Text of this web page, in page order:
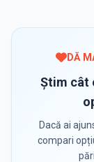
DĂ
Știm cât
Dacă ai
compari